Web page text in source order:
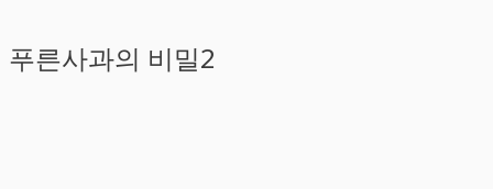
푸른사과의 비밀2